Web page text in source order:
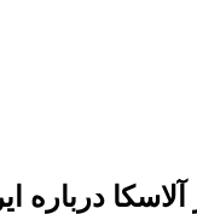
آلاسکا